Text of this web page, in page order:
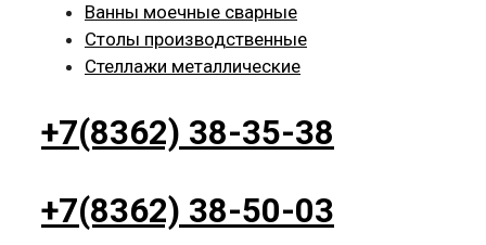
Ванны моечные сварные
Столы производственные
Стеллажи металлические
+7(8362) 38-35-38
+7(8362) 38-50-03